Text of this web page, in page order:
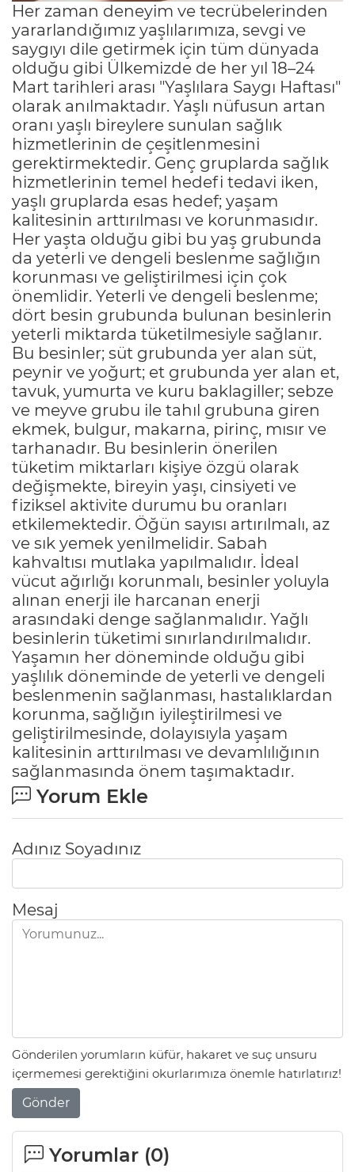
Her zaman deneyim ve tecrübelerinden
yararlandığımız yaşlılarımıza, sevgi ve
saygıyı dile getirmek için tüm dünyada
olduğu gibi Ülkemizde de her yıl 18–24
Mart tarihleri arası "Yaşlılara Saygı Haftası"
olarak anılmaktadır. Yaşlı nüfusun artan
oranı yaşlı bireylere sunulan sağlık
hizmetlerinin de çeşitlenmesini
gerektirmektedir. Genç gruplarda sağlık
hizmetlerinin temel hedefi tedavi iken,
yaşlı gruplarda esas hedef; yaşam
kalitesinin arttırılması ve korunmasıdır.
Her yaşta olduğu gibi bu yaş grubunda
da yeterli ve dengeli beslenme sağlığın
korunması ve geliştirilmesi için çok
önemlidir. Yeterli ve dengeli beslenme;
dört besin grubunda bulunan besinlerin
yeterli miktarda tüketilmesiyle sağlanır.
Bu besinler; süt grubunda yer alan süt,
peynir ve yoğurt; et grubunda yer alan et,
tavuk, yumurta ve kuru baklagiller; sebze
ve meyve grubu ile tahıl grubuna giren
ekmek, bulgur, makarna, pirinç, mısır ve
tarhanadır. Bu besinlerin önerilen
tüketim miktarları kişiye özgü olarak
değişmekte, bireyin yaşı, cinsiyeti ve
fiziksel aktivite durumu bu oranları
etkilemektedir. Öğün sayısı artırılmalı, az
ve sık yemek yenilmelidir. Sabah
kahvaltısı mutlaka yapılmalıdır. İdeal
vücut ağırlığı korunmalı, besinler yoluyla
alınan enerji ile harcanan enerji
arasındaki denge sağlanmalıdır. Yağlı
besinlerin tüketimi sınırlandırılmalıdır.
Yaşamın her döneminde olduğu gibi
yaşlılık döneminde de yeterli ve dengeli
beslenmenin sağlanması, hastalıklardan
korunma, sağlığın iyileştirilmesi ve
geliştirilmesinde, dolayısıyla yaşam
kalitesinin arttırılması ve devamlılığının
sağlanmasında önem taşımaktadır.
Yorum Ekle
Adınız Soyadınız
Mesaj
Gönderilen yorumların küfür, hakaret ve suç unsuru
içermemesi gerektiğini okurlarımıza önemle hatırlatırız!
Gönder
Yorumlar (0)